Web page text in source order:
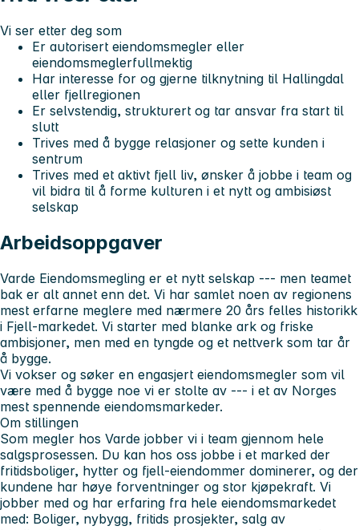
Vi ser etter deg som
Er autorisert eiendomsmegler eller
eiendomsmeglerfullmektig
Har interesse for og gjerne tilknytning til Hallingdal
eller fjellregionen
Er selvstendig, strukturert og tar ansvar fra start til
slutt
Trives med å bygge relasjoner og sette kunden i
sentrum
Trives med et aktivt fjell liv, ønsker å jobbe i team og
vil bidra til å forme kulturen i et nytt og ambisiøst
selskap
Arbeidsoppgaver
Varde Eiendomsmegling er et nytt selskap --- men teamet
bak er alt annet enn det. Vi har samlet noen av regionens
mest erfarne meglere med nærmere 20 års felles historikk
i Fjell-markedet. Vi starter med blanke ark og friske
ambisjoner, men med en tyngde og et nettverk som tar år
å bygge.
Vi vokser og søker en engasjert eiendomsmegler som vil
være med å bygge noe vi er stolte av --- i et av Norges
mest spennende eiendomsmarkeder.
Om stillingen
Som megler hos Varde jobber vi i team gjennom hele
salgsprosessen. Du kan hos oss jobbe i et marked der
fritidsboliger, hytter og fjell-eiendommer dominerer, og der
kundene har høye forventninger og stor kjøpekraft. Vi
jobber med og har erfaring fra hele eiendomsmarkedet
med: Boliger, nybygg, fritids prosjekter, salg av